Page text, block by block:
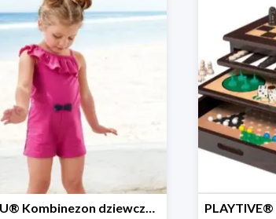
LUPILU® Kombinezon dziewczęcy z bawełny